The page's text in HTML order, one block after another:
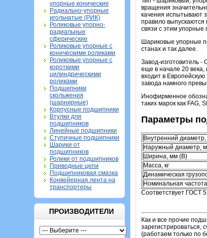
упорные конические
Радиально-упорные
игольчатые (РИК)
Роликовые упорно-
радиальные
сферические
Роликовые упорные с
коническими роликами
Роликовые упорные с
короткими
цилиндрическими
роликами
Подшипники
скольжения
(шарнирные)
Корпусные подшипники
Втулки для
подшипников
Линейные подшипники
Ступичные подшипники
Шарики от
подшипников
Ролики от подшипников
Приводные цепи
Подшипниковая смазка
Конвейерная лента на
транспортеры
ПРОИЗВОДИТЕЛИ
вращения
качения испытывают
правило выпускаются
связи с этим
Шариковые упорные
станах и так далее.
Завод-изготовитель
еще в начале 20
входит в
завода намного
Инофирменное
таких марок как FAG,
Параметры
Внутренний
Наружный диаметр,
Ширина, мм (B)
Масса, кг
Динамическая
Номинальная
Соответствует ГОСТ
Как и все прочие
зарегистрироваться,
(работаем только по